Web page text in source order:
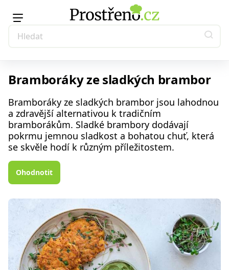
Bramboráky ze sladkých brambor
Bramboráky ze sladkých brambor jsou lahodnou
a zdravější alternativou k tradičním
bramborákům. Sladké brambory dodávají
pokrmu jemnou sladkost a bohatou chuť, která
se skvěle hodí k různým příležitostem.
Ohodnotit